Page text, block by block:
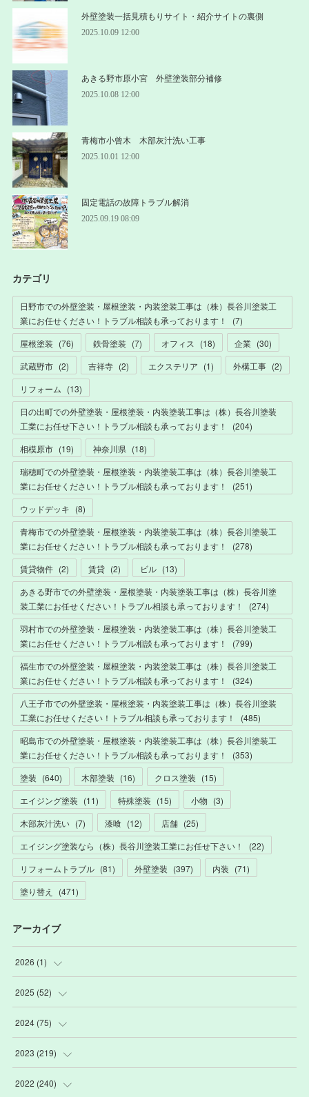
外壁塗装一括見積もりサイト・紹介サイトの裏側
2025.10.09 12:00
あきる野市原小宮 外壁塗装部分補修
2025.10.08 12:00
青梅市小曾木 木部灰汁洗い工事
2025.10.01 12:00
固定電話の故障トラブル解消
2025.09.19 08:09
カテゴリ
日野市での外壁塗装・屋根塗装・内装塗装工事は（株）長谷川塗装工
業にお任せください！トラブル相談も承っております！
(7)
屋根塗装 (76) 鉄骨塗装 (7) オフィス (18) 企業 (30)
武蔵野市 (2) 吉祥寺 (2) エクステリア (1) 外構工事 (2)
リフォーム (13)
日の出町での外壁塗装・屋根塗装・内装塗装工事は（株）長谷川塗装
工業にお任せ下さい！トラブル相談も承っております！
(204)
相模原市 (19) 神奈川県 (18)
瑞穂町での外壁塗装・屋根塗装・内装塗装工事は（株）長谷川塗装工
業にお任せください！トラブル相談も承っております！
(251)
ウッドデッキ (8)
青梅市での外壁塗装・屋根塗装・内装塗装工事は（株）長谷川塗装工
業にお任せください！トラブル相談も承っております！
(278)
賃貸物件 (2) 賃貸 (2) ビル (13)
あきる野市での外壁塗装・屋根塗装・内装塗装工事は（株）長谷川塗
装工業にお任せください！トラブル相談も承っております！
(274)
羽村市での外壁塗装・屋根塗装・内装塗装工事は（株）長谷川塗装工
業にお任せください！トラブル相談も承っております！
(799)
福生市での外壁塗装・屋根塗装・内装塗装工事は（株）長谷川塗装工
業にお任せください！トラブル相談も承っております！
(324)
八王子市での外壁塗装・屋根塗装・内装塗装工事は（株）長谷川塗装
工業にお任せください！トラブル相談も承っております！
(485)
昭島市での外壁塗装・屋根塗装・内装塗装工事は（株）長谷川塗装工
業にお任せください！トラブル相談も承っております！
(353)
塗装 (640) 木部塗装 (16) クロス塗装 (15)
エイジング塗装 (11) 特殊塗装 (15) 小物 (3)
木部灰汁洗い (7) 漆喰 (12) 店舗 (25)
エイジング塗装なら（株）長谷川塗装工業にお任せ下さい！
(22)
リフォームトラブル (81) 外壁塗装 (397) 内装 (71)
塗り替え
(471)
アーカイブ
2026 (1)
(1
2025 (52)
(3
(2)
(6)
2024 (75)
(9)
(13
2023 (219)
(20
2022 (240)